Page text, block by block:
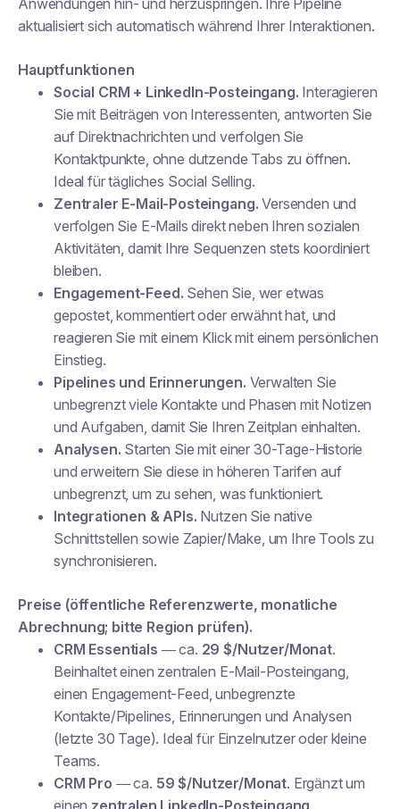
Anwendungen hin- und herzuspringen. Ihre Pipeline
aktualisiert sich automatisch während Ihrer Interaktionen.
Hauptfunktionen
Social CRM + LinkedIn-Posteingang. Interagieren
Sie mit Beiträgen von Interessenten, antworten Sie
auf Direktnachrichten und verfolgen Sie
Kontaktpunkte, ohne dutzende Tabs zu öffnen.
Ideal für tägliches Social Selling.
Zentraler E-Mail-Posteingang. Versenden und
verfolgen Sie E-Mails direkt neben Ihren sozialen
Aktivitäten, damit Ihre Sequenzen stets koordiniert
bleiben.
Engagement-Feed. Sehen Sie, wer etwas
gepostet, kommentiert oder erwähnt hat, und
reagieren Sie mit einem Klick mit einem persönlichen
Einstieg.
Pipelines und Erinnerungen. Verwalten Sie
unbegrenzt viele Kontakte und Phasen mit Notizen
und Aufgaben, damit Sie Ihren Zeitplan einhalten.
Analysen. Starten Sie mit einer 30-Tage-Historie
und erweitern Sie diese in höheren Tarifen auf
unbegrenzt, um zu sehen, was funktioniert.
Integrationen & APIs. Nutzen Sie native
Schnittstellen sowie Zapier/Make, um Ihre Tools zu
synchronisieren.
Preise (öffentliche Referenzwerte, monatliche
Abrechnung; bitte Region prüfen).
CRM Essentials — ca. 29 $/Nutzer/Monat.
Beinhaltet einen zentralen E-Mail-Posteingang,
einen Engagement-Feed, unbegrenzte
Kontakte/Pipelines, Erinnerungen und Analysen
(letzte 30 Tage). Ideal für Einzelnutzer oder kleine
Teams.
CRM Pro — ca. 59 $/Nutzer/Monat. Ergänzt um
einen zentralen LinkedIn-Posteingang,